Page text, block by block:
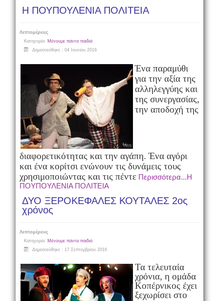
Η ΠΟΥΠΟΥΛΕΝΙΑ ΠΟΛΙΤΕΙΑ
Λεπτομέρειες
Κατηγορία: Μένουμε πάντα παιδιά
Δημοσιεύθηκε : 04 Ιουνίου 2016
Ένα παραμύθι
για την αξία της
αλληλεγγύης και
της συνεργασίας,
την αποδοχή της
διαφορετικότητας και την αγάπη. Ένα αγόρι
και ένα κορίτσι ενώνουν τις δυνάμεις τους
χρησιμοποιώντας και τις πέντε Περισσότερα...Η
ΠΟΥΠΟΥΛΕΝΙΑ ΠΟΛΙΤΕΙΑ
ΔΥΟ ΞΕΡΟΚΕΦΑΛΕΣ ΚΟΥΤΑΛΕΣ 2ος
χρόνος
Λεπτομέρειες
Κατηγορία: Μένουμε πάντα παιδιά
Δημοσιεύθηκε : 17 Σεπτεμβρίου 2016
Τα τελευταία
χρόνια, η ομάδα
Κοπέρνικος έχει
ξεχωρίσει στο